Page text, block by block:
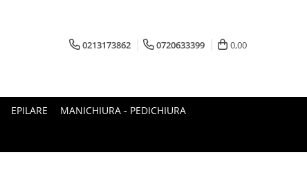
0213173862 0720633399 0,00
EPILARE MANICHIURA - PEDICHIURA